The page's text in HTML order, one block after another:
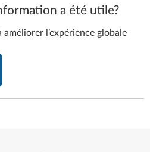
a été utile?
l’expérience globale